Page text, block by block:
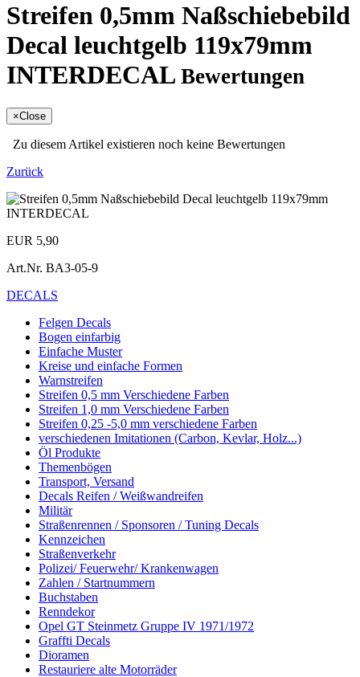
Streifen 0,5mm Naßschiebebild
Decal leuchtgelb 119x79mm
INTERDECAL Bewertungen
×Close
Zu diesem Artikel existieren noch keine Bewertungen
Zurück
EUR 5,90
Art.Nr. BA3-05-9
DECALS
Felgen Decals
Bogen einfarbig
Einfache Muster
Kreise und einfache Formen
Warnstreifen
Streifen 0,5 mm Verschiedene Farben
Streifen 1,0 mm Verschiedene Farben
Streifen 0,25 -5,0 mm verschiedene Farben
verschiedenen Imitationen (Carbon, Kevlar, Holz...)
Öl Produkte
Themenbögen
Transport, Versand
Decals Reifen / Weißwandreifen
Militär
Straßenrennen / Sponsoren / Tuning Decals
Kennzeichen
Straßenverkehr
Polizei/ Feuerwehr/ Krankenwagen
Zahlen / Startnummern
Buchstaben
Renndekor
Opel GT Steinmetz Gruppe IV 1971/1972
Graffti Decals
Dioramen
Restauriere alte Motorräder